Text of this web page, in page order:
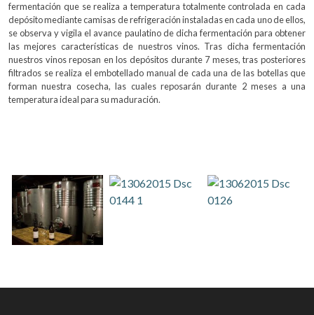
fermentación que se realiza a temperatura totalmente controlada en cada
depósito mediante camisas de refrigeración instaladas en cada uno de ellos,
se observa y vigila el avance paulatino de dicha fermentación para obtener
las mejores características de nuestros vinos. Tras dicha fermentación
nuestros vinos reposan en los depósitos durante 7 meses, tras posteriores
filtrados se realiza el embotellado manual de cada una de las botellas que
forman nuestra cosecha, las cuales reposarán durante 2 meses a una
temperatura ideal para su maduración.